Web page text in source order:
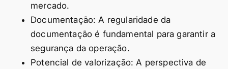
mercado.
Documentação: A regularidade da
documentação é fundamental para garantir a
segurança da operação.
Potencial de valorização: A perspectiva de